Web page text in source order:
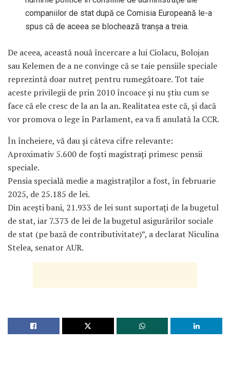
companiilor de stat după ce Comisia Europeană le-a
spus că de aceea se blochează tranşa a treia.
De aceea, această nouă încercare a lui Ciolacu, Bolojan
sau Kelemen de a ne convinge că se taie pensiile speciale
reprezintă doar nutreţ pentru rumegătoare. Tot taie
aceste privilegii de prin 2010 încoace şi nu ştiu cum se
face că ele cresc de la an la an. Realitatea este că, şi dacă
vor promova o lege în Parlament, ea va fi anulată la CCR.
În încheiere, vă dau şi câteva cifre relevante:
Aproximativ 5.600 de foşti magistraţi primesc pensii
speciale.
Pensia specială medie a magistraţilor a fost, în februarie
2025, de 25.185 de lei.
Din aceşti bani, 21.933 de lei sunt suportați de la bugetul
de stat, iar 7.373 de lei de la bugetul asigurărilor sociale
de stat (pe bază de contributivitate)”, a declarat Niculina
Stelea, senator AUR.